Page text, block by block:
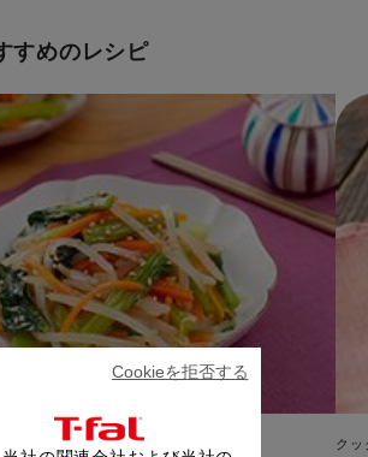
すめのレシピ
チ 3L(270レシピ内蔵) クッ
Cookieを拒否する